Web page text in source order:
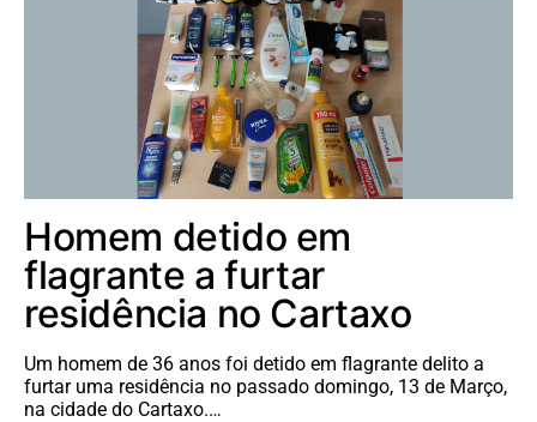
Homem detido em
flagrante a furtar
residência no Cartaxo
Um homem de 36 anos foi detido em flagrante delito a
furtar uma residência no passado domingo, 13 de Março,
na cidade do Cartaxo.…